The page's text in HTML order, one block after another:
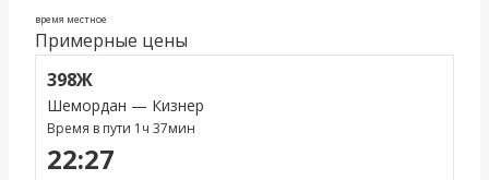
время местное
Примерные цены
398Ж
Шемордан — Кизнер
Время в пути 1ч 37мин
22:27